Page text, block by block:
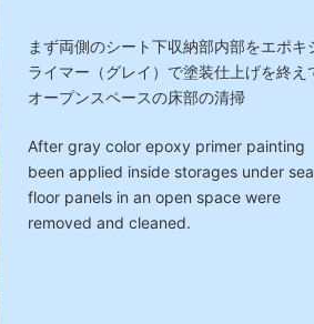
まず両側のシート下収納部内部をエポキ
ライマー（グレイ）で塗装仕上げを終え
オープンスペースの床部の清掃
After gray color epoxy primer painting
been applied inside storages under
floor panels in an open space were
removed and cleaned.